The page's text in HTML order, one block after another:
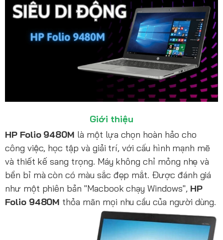
Giới thiệu
HP Folio 9480M là một lựa chọn hoàn hảo cho
công việc, học tập và giải trí, với cấu hình mạnh mẽ
và thiết kế sang trọng. Máy không chỉ mỏng nhẹ và
bền bỉ mà còn có màu sắc đẹp mắt. Được đánh giá
như một phiên bản "Macbook chạy Windows", HP
Folio 9480M thỏa mãn mọi nhu cầu của người dùng.